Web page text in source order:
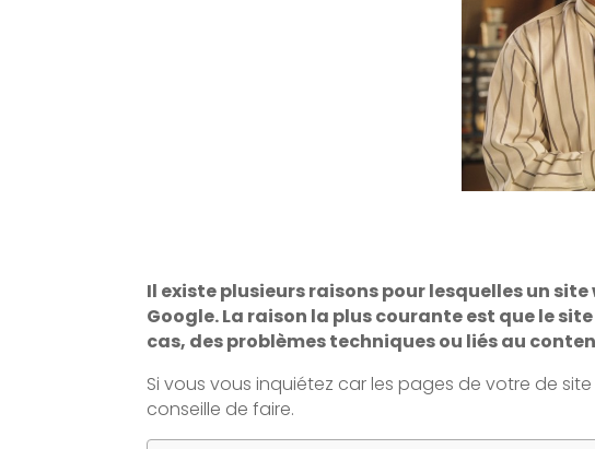
Il existe plusieurs raisons pour lesquelles un
Google. La raison la plus courante est que le
cas, des problèmes techniques ou liés au
Si vous vous inquiétez car les pages de votre de
conseille de faire.